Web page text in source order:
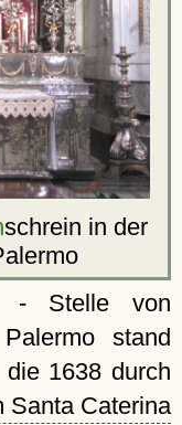
schrein in der
- Stelle von
stand
1638 durch
Santa Caterina